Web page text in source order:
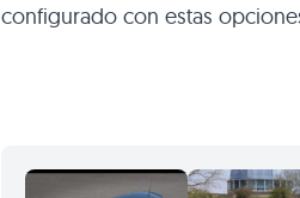
configurado con estas